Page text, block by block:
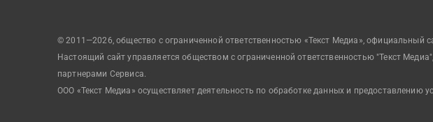
© 2011—2026, общество с ограниченной ответственностью «Текст Медиа», официальный
Настоящий сайт управляется обществом с ограниченной ответственностью "Текст
партнерами Сервиса.
ООО «Текст Медиа» осуществляет деятельность по обработке данных и